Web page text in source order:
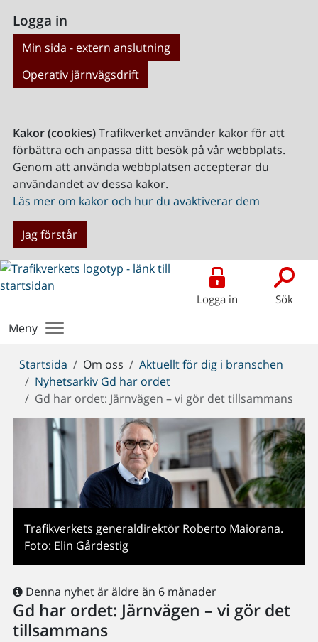
Logga in
Min sida - extern anslutning
Operativ järnvägsdrift
Kakor (cookies)Trafikverket använder kakor för att
förbättra och anpassa ditt besök på vår webbplats.
Genom att använda webbplatsen accepterar du
användandet av dessa kakor.
Läs mer om kakor och hur du avaktiverar dem
Jag förstår
Logga in Sök
Meny
Du
är
här:
Startsida Om oss
Aktuellt för dig i branschen
Nyhetsarkiv Gd har ordet
Gd har ordet: Järnvägen – vi gör det tillsammans
Trafikverkets generaldirektör Roberto Maiorana.
Foto: Elin Gårdestig
Denna nyhet är äldre än 6 månader
Gd har ordet: Järnvägen – vi gör det
tillsammans